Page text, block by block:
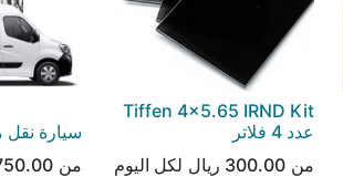
Tiffen 4x5.65 IRND Kit
عدد 4 فلاتر
من 300.00 ريال لكل اليوم
سيارة نقل
من